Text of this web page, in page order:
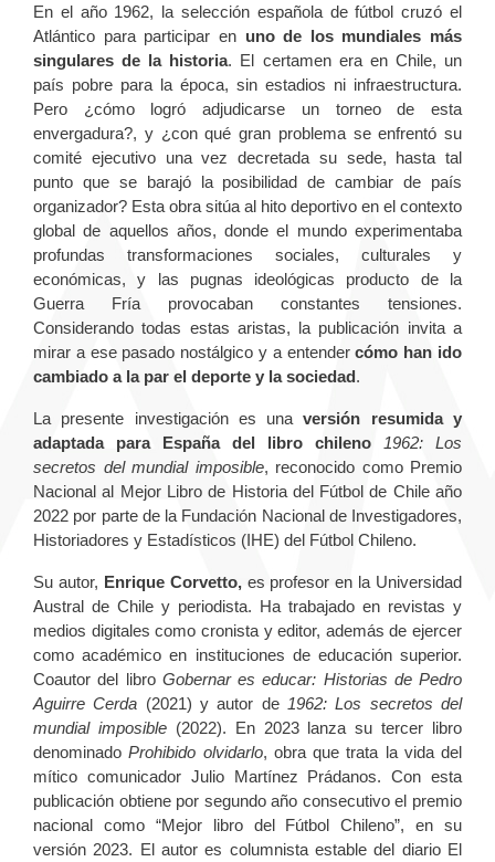
En el año 1962, la selección española de fútbol cruzó el
Atlántico para participar en uno de los mundiales más
singulares de la historia. El certamen era en Chile, un
país pobre para la época, sin estadios ni infraestructura.
Pero ¿cómo logró adjudicarse un torneo de esta
envergadura?, y ¿con qué gran problema se enfrentó su
comité ejecutivo una vez decretada su sede, hasta tal
punto que se barajó la posibilidad de cambiar de país
organizador? Esta obra sitúa al hito deportivo en el contexto
global de aquellos años, donde el mundo experimentaba
profundas transformaciones sociales, culturales y
económicas, y las pugnas ideológicas producto de la
Guerra Fría provocaban constantes tensiones.
Considerando todas estas aristas, la publicación invita a
mirar a ese pasado nostálgico y a entendercómo han ido
cambiado a la par el deporte y la sociedad.
La presente investigación es unaversión resumida y
adaptada para España del libro chileno
1962: Los
secretos del mundial imposible, reconocido como Premio
Nacional al Mejor Libro de Historia del Fútbol de Chile año
2022 por parte de la Fundación Nacional de Investigadores,
Historiadores y Estadísticos (IHE) del Fútbol Chileno.
Su autor, Enrique Corvetto,es profesor en la Universidad
Austral de Chile y periodista. Ha trabajado en revistas y
medios digitales como cronista y editor, además de ejercer
como académico en instituciones de educación superior.
Coautor del libro Gobernar es educar: Historias de Pedro
Aguirre Cerda (2021) y autor de 1962: Los secretos del
mundial imposible(2022). En 2023 lanza su tercer libro
denominadoProhibido olvidarlo, obra que trata la vida del
mítico comunicador Julio Martínez Prádanos. Con esta
publicación obtiene por segundo año consecutivo el premio
nacional como “Mejor libro del Fútbol Chileno”, en su
versión 2023. El autor es columnista estable del diario El